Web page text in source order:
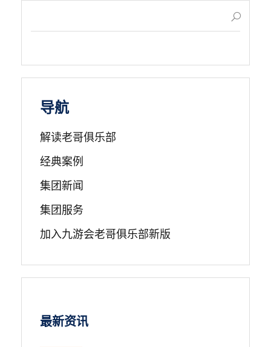
导航
解读老哥俱乐部
经典案例
集团新闻
集团服务
加入九游会老哥俱乐部新版
最新资讯